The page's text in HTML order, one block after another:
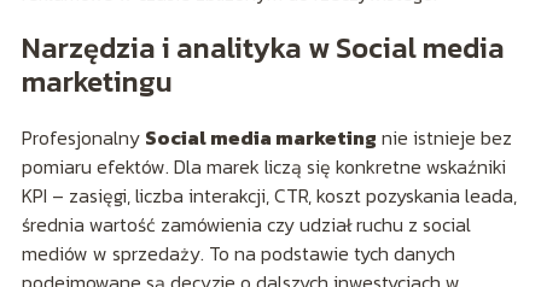
Narzędzia i analityka w Social media
marketingu
Profesjonalny Social media marketing nie istnieje bez
pomiaru efektów. Dla marek liczą się konkretne wskaźniki
KPI – zasięgi, liczba interakcji, CTR, koszt pozyskania leada,
średnia wartość zamówienia czy udział ruchu z social
mediów w sprzedaży. To na podstawie tych danych